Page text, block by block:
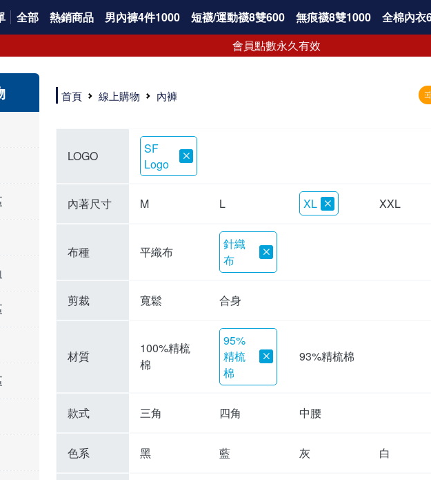
全部 熱銷商品 男內褲4件1000 短襪/運動襪8雙600 無痕襪8雙1000 全棉內衣
會員點數永久有效
選擇內褲、平口褲、純棉內褲首重品質。舒適、透氣的內褲、平口褲、純棉內褲能影響健康，須謹慎挑選。三花內褲透氣不悶，值得信賴！
三花內褲、平口褲、純棉內褲50年來持續升級，符合人體工學設計，柔軟無勒痕的鬆緊帶。三花內褲是肌膚好友，口碑熱銷！
選擇內褲首重品質。三花內褲50年來不斷升級，證明其卓越品質。符合人體工學剪裁，柔軟無痕鬆緊帶，是必買首選。兼具品質與外型，與肌膚零感接觸，穿著舒適，看來有質感。三花內褲設計獨特，質料優良，專業剪裁，呵護肌膚。新鮮高品質棉材製成，多款選擇，耐洗耐穿，三花內褲絕對首選。
"內褲購買及使用經驗網友來信分享 近年來，我經常在大型連鎖賣場如佳瑪、美華泰等地看到三花內褲的展示。最近一兩年，甚至百貨公司及街頭店鋪都開始大量出現三花專櫃或專賣店。我猜測，這應該是三花在營運策略上的調整，才使得這些改變成為現實。 本來，三花內褲一直是消費者選購內褲時的熱門選項之一。內褲櫃點的增多使我更加注意到這個品牌，因此我在選購內褲時，特意多研究了一下三花內褲的設計。 先從內褲外層包裝談起，有些內褲有PP袋包裝，有些則沒有。雖然這是一件小事，但我發現朋友們中有人會介意內褲包裝沒有PP袋。他們認為沒有PP袋會使包裝不夠精美。對我來說，有PP袋確實能提升包裝的精緻度，但內褲不裝PP袋其實也算是環保。所以，這就看每個人對內褲包裝的需求和感受了。 每次購買內褲時，我都會特別帶一件五片式剪裁的內褲。三花的平口內褲被稱為全國第一件五片式剪裁內褲，這話應該不是隨便說說的，畢竟三花是一個擁有超過50年歷史的老品牌，專注於研發和改良內褲。當初，我覺得這種設計有些花俏，只是圖個新鮮買來試試，結果發現內褲多一片真的有其優勢，尤其是減少了內褲卡屁的次數。雖然這個狀況不可能完全消失，但大大增加了穿著的舒適度。 三花內褲的價格也在我能接受的範圍內，因此它逐漸成為我的心頭好。此外，內褲選購時的另一個重要因素是鬆緊帶。看內褲是否舊了，第一眼通常看鬆緊帶。故意或不小心露出內褲褲頭的時候，印象分數也是由鬆緊帶決定的。 很多內褲品牌強調鬆緊帶的造型及花樣，這類內褲非常適合一些特殊場合，如單身聯誼或約會時穿著，能夠加分不少。日常使用的內褲則建議選擇鬆緊帶不易鬆垮的，花樣其次。三花特別強調內褲鬆緊帶的耐洗度，而其他品牌鮮少提及這一點。 分場合選擇內褲是我的習慣。特殊場合內褲要講究一點，但平日則需要選擇鬆緊帶有保障的內褲。畢竟，內褲是每天陪伴我們超過12個小時的衣物，找到適合自己且耐洗耐穿高CP值的內褲才是最明智的選擇。 內褲畢竟是消耗品，定期更換非常重要。如果內褲沾染到髒污或處於潮濕的環境，就不應該撐太久。這是因為內褲長期接觸身體的重要部位，所以選擇和保養都要謹慎。 以上是我個人的內褲使用分享，並非業配，不代表任何人的立場。內褲還是要以自身體驗最為準確。希望大家都能找到適合自己的內褲，並多多支持台灣品牌。"
首頁 線上購物 內褲
LOGO
SF
Logo
內著尺寸 M L XL XXL
布種 平織布
針織
布
剪裁 寬鬆 合身
材質
100%精梳
棉
95%
精梳
棉
93%精梳棉
款式 三角 四角 中腰
色系 黑 藍 灰 白